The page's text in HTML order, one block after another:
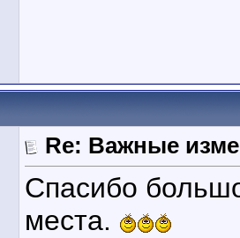
Re: Важные
Спасибо
места.